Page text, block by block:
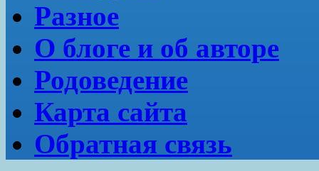
Разное
О блоге и об авторе
Родоведение
Карта сайта
Обратная связь